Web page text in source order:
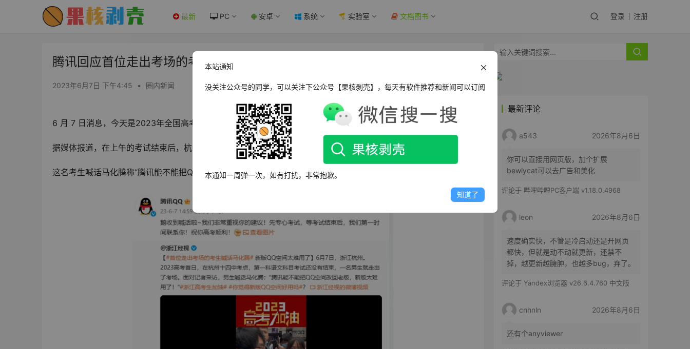
最新 PC 安卓 系统 实验室 文档图书 登录 注册
腾讯回应首位走出考场的考生吐槽QQ空间难用 - 果核剥壳
2023年6月7日 下午4:45 • 圈内新闻
6 月 7 日消息，今天是2023年全国高考首日，全国1291万学子走进考场，追逐梦想。
据媒体报道，在上午的考试结束后，杭州十四中考点首位走出考场的考生接受采访时的发言引起网络热议。
这名考生喊话马化腾称“腾讯能不能把QQ空间改回老版，新版太难用了”。
最新评论
a543 2026年8月6日
你可以直接用网页版，加个扩展
bewlycat可以去广告和美化
评论于 哔哩哔哩PC客户端 v1.18.0.4968
leon 2026年8月6日
速度确实快，不管是冷启动还是开网页
都快，但就是动不动就更新，还禁不
掉，越更新越臃肿，也越多bug，弃了。
评论于 Yandex浏览器 v26.6.4.760 中文版
cnhnln 2026年8月6日
还有个anyviewer
本站通知
没关注公众号的同学，可以关注下公众号【果核剥壳】，每天有软件推荐和新闻可以订阅
本通知一周弹一次，如有打扰，非常抱歉。
知道了